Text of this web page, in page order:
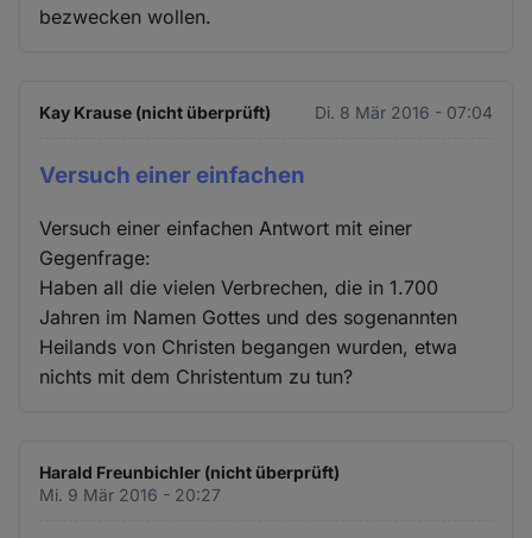
bezwecken wollen.
Kay Krause (nicht überprüft) Di. 8 Mär 2016 - 07:04
Versuch einer einfachen
Versuch einer einfachen Antwort mit einer
Gegenfrage:
Haben all die vielen Verbrechen, die in 1.700
Jahren im Namen Gottes und des sogenannten
Heilands von Christen begangen wurden, etwa
nichts mit dem Christentum zu tun?
Harald Freunbichler (nicht überprüft)
Mi. 9 Mär 2016 - 20:27